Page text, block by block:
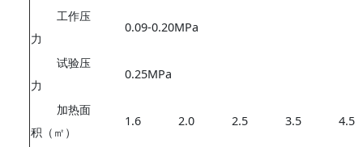
工作压
力
0.09-0.20MPa
试验压
力
0.25MPa
加热面
积（㎡）
1.6 2.0 2.5 3.5 4.5